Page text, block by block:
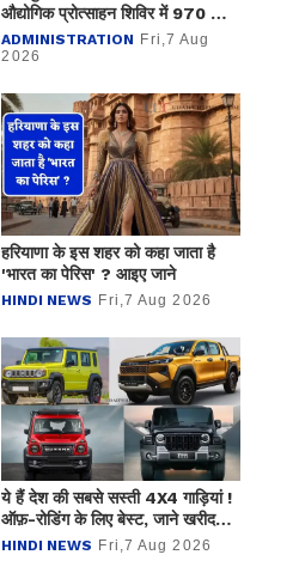
औद्योगिक प्रोत्साहन शिविर में 970 लाख
के ऋण आवेदन प्राप्त
ADMINISTRATION Fri,7 Aug
2026
हरियाणा के इस शहर को कहा जाता है
'भारत का पेरिस' ? आइए जाने
HINDI NEWS Fri,7 Aug 2026
ये हैं देश की सबसे सस्ती 4X4 गाड़ियां !
ऑफ़-रोडिंग के लिए बेस्ट, जाने खरीदना
कितना रहेगा फायदेमंद ?
HINDI NEWS Fri,7 Aug 2026